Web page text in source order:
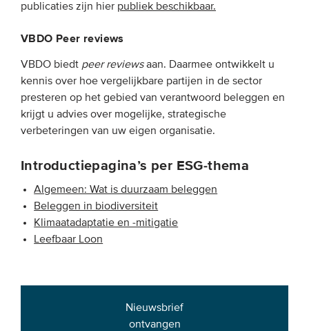
CONTACT
publicaties zijn hier publiek beschikbaar.
VBDO Peer reviews
VBDO biedt peer reviewsaan. Daarmee ontwikkelt u
kennis over hoe vergelijkbare partijen in de sector
presteren op het gebied van verantwoord beleggen en
krijgt u advies over mogelijke, strategische
verbeteringen van uw eigen organisatie.
Introductiepagina’s per ESG-thema
Algemeen: Wat is duurzaam beleggen
Beleggen in biodiversiteit
Klimaatadaptatie en -mitigatie
Leefbaar Loon
Nieuwsbrief
ontvangen